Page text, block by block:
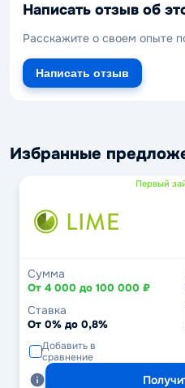
Написать отзыв об
Расскажите о своем опыте
Написать отзыв
Избранные
Первый
Сумма
От 4 000 до 100 000 ₽
Ставка
От 0% до 0,8%
Добавить в
сравнение